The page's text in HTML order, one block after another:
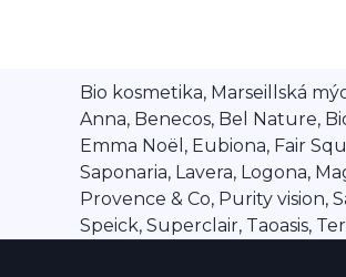
Bio kosmetika, Marseillská
Anna, Benecos, Bel Nature,
Emma Noël, Eubiona, Fair
Saponaria, Lavera, Logona,
Provence & Co, Purity vision,
Speick, Superclair, Taoasis,